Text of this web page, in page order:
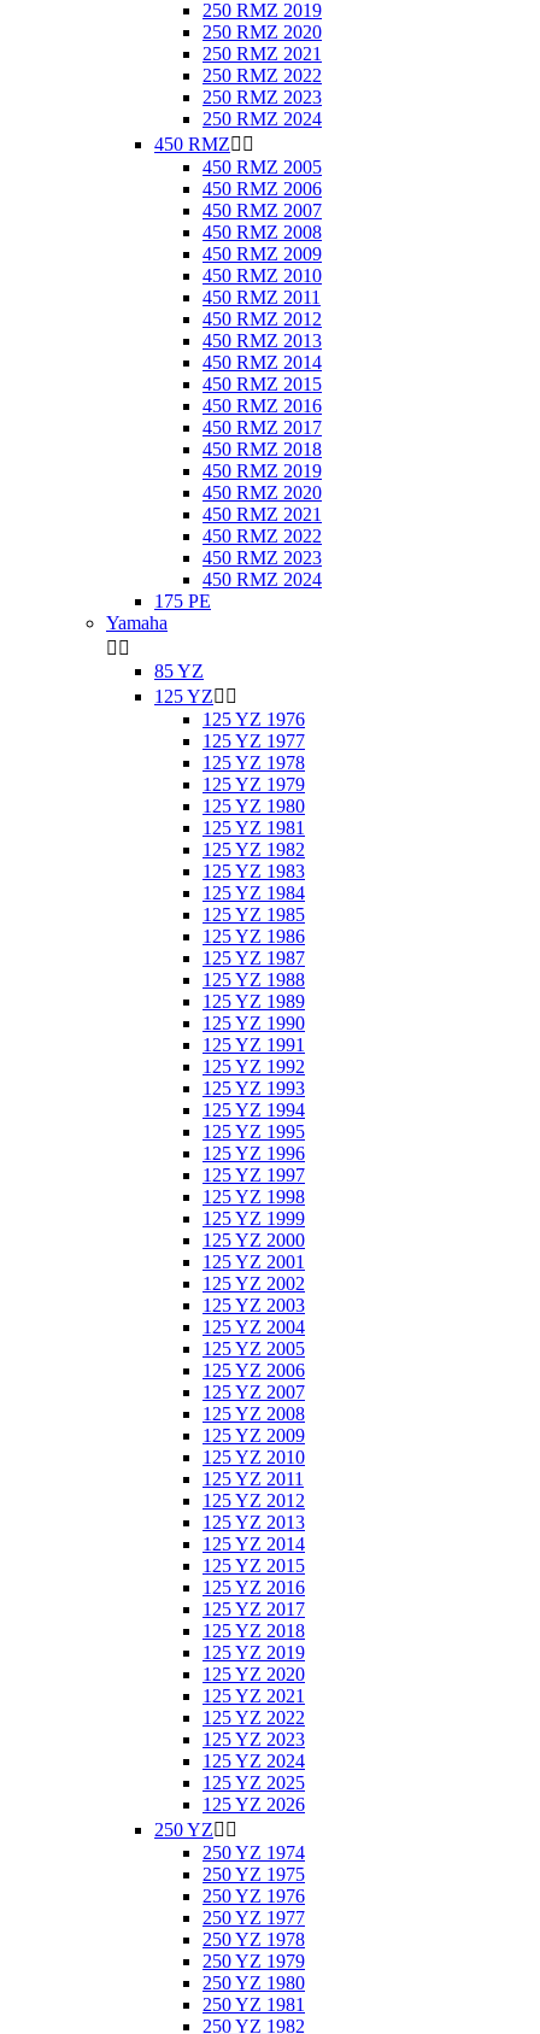
250 RMZ 2019
250 RMZ 2020
250 RMZ 2021
250 RMZ 2022
250 RMZ 2023
250 RMZ 2024
450 RMZ 
450 RMZ 2005
450 RMZ 2006
450 RMZ 2007
450 RMZ 2008
450 RMZ 2009
450 RMZ 2010
450 RMZ 2011
450 RMZ 2012
450 RMZ 2013
450 RMZ 2014
450 RMZ 2015
450 RMZ 2016
450 RMZ 2017
450 RMZ 2018
450 RMZ 2019
450 RMZ 2020
450 RMZ 2021
450 RMZ 2022
450 RMZ 2023
450 RMZ 2024
175 PE
Yamaha
 
85 YZ
125 YZ 
125 YZ 1976
125 YZ 1977
125 YZ 1978
125 YZ 1979
125 YZ 1980
125 YZ 1981
125 YZ 1982
125 YZ 1983
125 YZ 1984
125 YZ 1985
125 YZ 1986
125 YZ 1987
125 YZ 1988
125 YZ 1989
125 YZ 1990
125 YZ 1991
125 YZ 1992
125 YZ 1993
125 YZ 1994
125 YZ 1995
125 YZ 1996
125 YZ 1997
125 YZ 1998
125 YZ 1999
125 YZ 2000
125 YZ 2001
125 YZ 2002
125 YZ 2003
125 YZ 2004
125 YZ 2005
125 YZ 2006
125 YZ 2007
125 YZ 2008
125 YZ 2009
125 YZ 2010
125 YZ 2011
125 YZ 2012
125 YZ 2013
125 YZ 2014
125 YZ 2015
125 YZ 2016
125 YZ 2017
125 YZ 2018
125 YZ 2019
125 YZ 2020
125 YZ 2021
125 YZ 2022
125 YZ 2023
125 YZ 2024
125 YZ 2025
125 YZ 2026
250 YZ 
250 YZ 1974
250 YZ 1975
250 YZ 1976
250 YZ 1977
250 YZ 1978
250 YZ 1979
250 YZ 1980
250 YZ 1981
250 YZ 1982